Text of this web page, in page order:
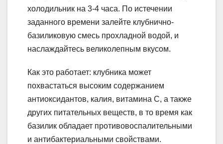
холодильник на 3-4 часа. По истечении
заданного времени залейте клубнично-
базиликовую смесь прохладной водой, и
наслаждайтесь великолепным вкусом.
Как это работает: клубника может
похвастаться высоким содержанием
антиоксидантов, калия, витамина С, а также
других питательных веществ, в то время как
базилик обладает противовоспалительными
и антибактериальными свойствами.